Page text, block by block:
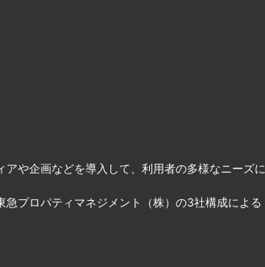
や企画などを導入して、利用者の多様なニーズ
プロパティマネジメント（株）の3社構成によ